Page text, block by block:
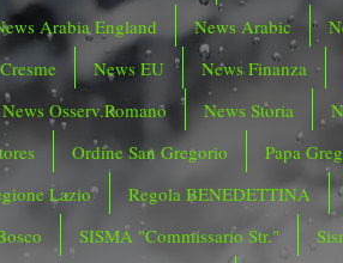
Arabia England News Arabic
News EU
News Finanza
News Osserv.Romano News Storia
Ordine San Gregorio
Papa
Lazio
Regola BENEDETTINA
SISMA "Commissario Str."